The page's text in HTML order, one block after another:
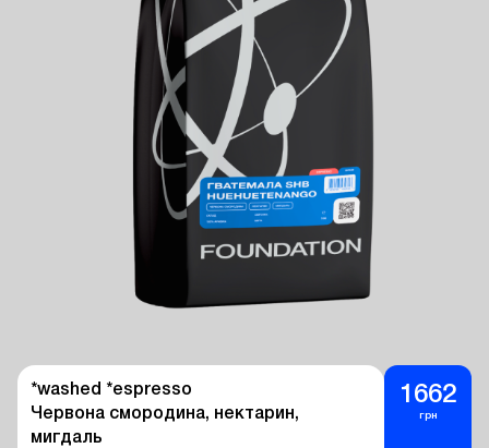
*washed *espresso
Червона смородина, нектарин,
мигдаль
1662
грн